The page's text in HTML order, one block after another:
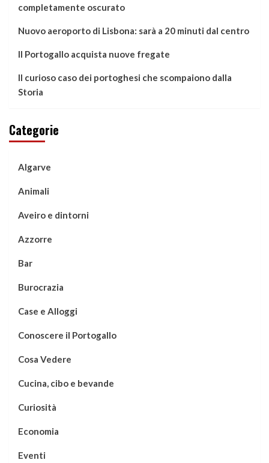
completamente oscurato
Nuovo aeroporto di Lisbona: sarà a 20 minuti dal centro
Il Portogallo acquista nuove fregate
Il curioso caso dei portoghesi che scompaiono dalla
Storia
Categorie
Algarve
Animali
Aveiro e dintorni
Azzorre
Bar
Burocrazia
Case e Alloggi
Conoscere il Portogallo
Cosa Vedere
Cucina, cibo e bevande
Curiosità
Economia
Eventi